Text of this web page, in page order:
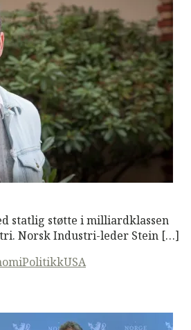
statlig støtte i milliardklassen
Norsk Industri-leder Stein […]
PolitikkUSA